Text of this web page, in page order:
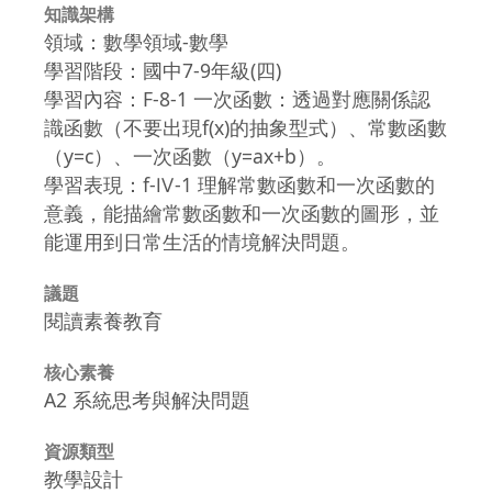
知識架構
領域：數學領域-數學
學習階段：國中7-9年級(四)
學習內容：F-8-1 一次函數：透過對應關係認
識函數（不要出現f(x)的抽象型式）、常數函數
（y=c）、一次函數（y=ax+b）。
學習表現：f-Ⅳ-1 理解常數函數和一次函數的
意義，能描繪常數函數和一次函數的圖形，並
能運用到日常生活的情境解決問題。
議題
閱讀素養教育
核心素養
A2 系統思考與解決問題
資源類型
教學設計